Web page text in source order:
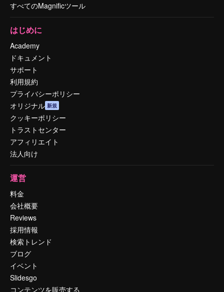
すべてのMagnificツール
はじめに
Academy
ドキュメント
サポート
利用規約
プライバシーポリシー
オリジナル 新規
クッキーポリシー
トラストセンター
アフィリエイト
法人向け
運営
料金
会社概要
Reviews
採用情報
検索トレンド
ブログ
イベント
Slidesgo
コンテンツを販売する